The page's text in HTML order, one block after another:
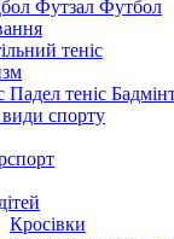
Футзал Футбол
теніс
Падел теніс
види спорту
Кросівки